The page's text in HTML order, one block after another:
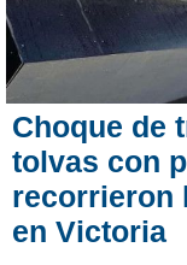
Choque de
tolvas con
recorrieron
en Victoria